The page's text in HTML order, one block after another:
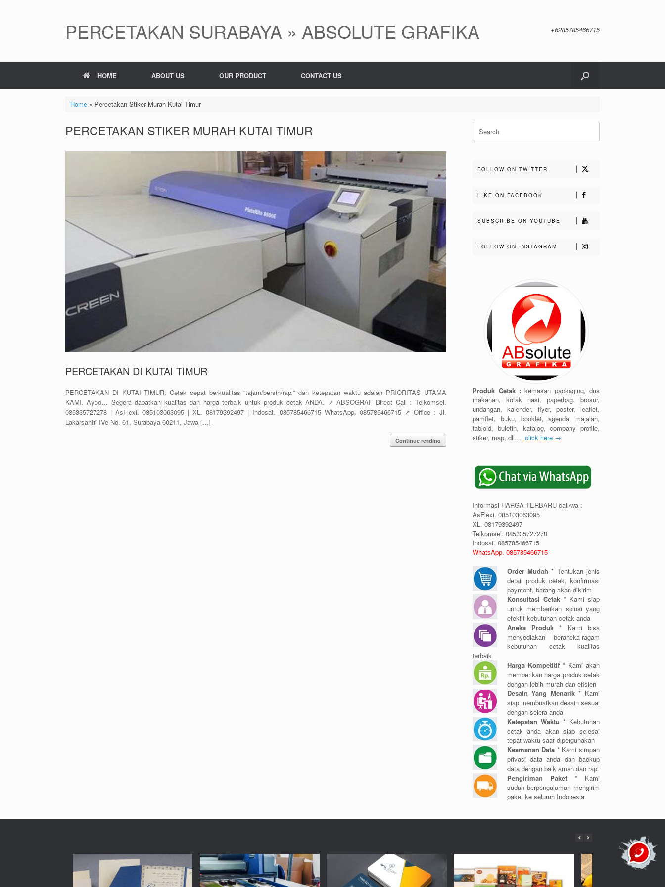
PERCETAKAN SURABAYA » ABSOLUTE GRAFIKA +6285785466715
HOME ABOUT US OUR PRODUCT CONTACT US
Home» Percetakan Stiker Murah Kutai Timur
PERCETAKAN STIKER MURAH KUTAI TIMUR
PERCETAKAN DI KUTAI TIMUR
PERCETAKAN DI KUTAI TIMUR. Cetak cepat berkualitas “tajam/bersih/rapi” dan ketepatan waktu adalah PRIORITAS UTAMA
KAMI. Ayoo… Segera dapatkan kualitas dan harga terbaik untuk produk cetak ANDA. ↗️ ABSOGRAF Direct Call : Telkomsel.
085335727278 | AsFlexi. 085103063095 | XL. 08179392497 | Indosat. 085785466715 WhatsApp. 085785466715 ↗️ Office : Jl.
Lakarsantri IVe No. 61, Surabaya 60211, Jawa […]
Continue reading
Search
for:
FOLLOW ON TWITTER
LIKE ON FACEBOOK
SUBSCRIBE ON YOUTUBE
FOLLOW ON INSTAGRAM
Produk Cetak : kemasan packaging, dus
makanan, kotak nasi, paperbag, brosur,
undangan, kalender, flyer, poster, leaflet,
pamflet, buku, booklet, agenda, majalah,
tabloid, buletin, katalog, company profile,
stiker, map, dll…,click here →
Informasi HARGA TERBARU call/wa :
AsFlexi. 085103063095
XL. 08179392497
Telkomsel. 085335727278
Indosat. 085785466715
WhatsApp. 085785466715
Order Mudah * Tentukan jenis
detail produk cetak, konfirmasi
payment, barang akan dikirim
Konsultasi Cetak* Kami siap
untuk memberikan solusi yang
efektif kebutuhan cetak anda
Aneka Produk* Kami bisa
menyediakan beraneka-ragam
kebutuhan cetak kualitas
terbaik
Harga Kompetitif* Kami akan
memberikan harga produk cetak
dengan lebih murah dan efisien
Desain Yang Menarik* Kami
siap membuatkan desain sesuai
dengan selera anda
Ketepatan Waktu * Kebutuhan
cetak anda akan siap selesai
tepat waktu saat dipergunakan
Keamanan Data * Kami simpan
privasi data anda dan backup
data dengan baik aman dan rapi
Pengiriman Paket * Kami
sudah berpengalaman mengirim
paket ke seluruh Indonesia